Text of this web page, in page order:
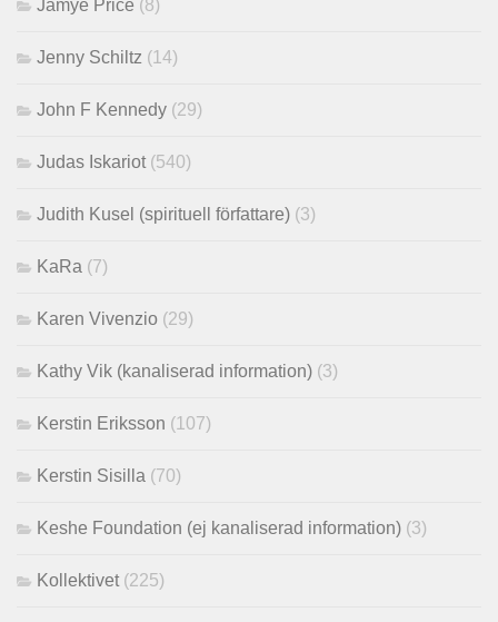
Jamye Price (8)
Jenny Schiltz (14)
John F Kennedy (29)
Judas Iskariot(540)
Judith Kusel (spirituell författare) (3)
KaRa (7)
Karen Vivenzio (29)
Kathy Vik (kanaliserad information) (3)
Kerstin Eriksson (107)
Kerstin Sisilla (70)
Keshe Foundation (ej kanaliserad information) (3)
Kollektivet(225)